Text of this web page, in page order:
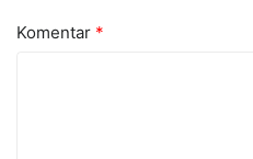
Komentar *